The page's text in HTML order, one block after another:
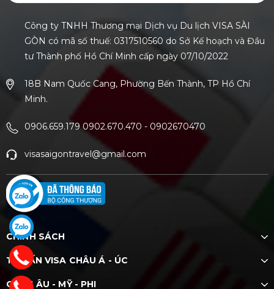
Công ty TNHH Thương mại Dịch vụ Du lịch VISA SÀI
GÒN có mã số thuế: 0317510560 do Sở Kế hoạch và Đầu
tư Thành phố Hồ Chí Minh cấp ngày 07/10/2022
18B Nam Quốc Cang, Phường Bến Thành, TP Hồ Chí
Minh.
0906.659.179 0902.670.470 - 0902670470
visasaigontravel@gmail.com
CHÍNH SÁCH
TƯ VẤN VISA CHÂU Á - ÚC
CHÂU ÂU - MỸ - PHI